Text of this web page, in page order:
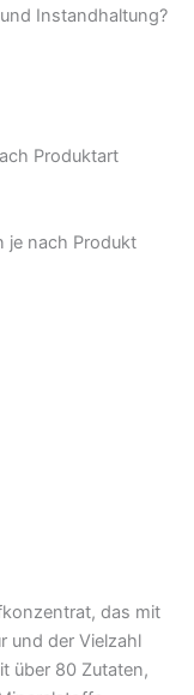
Instandhaltung?
Produktart
je nach Produkt
das mit
und der Vielzahl
über 80 Zutaten,